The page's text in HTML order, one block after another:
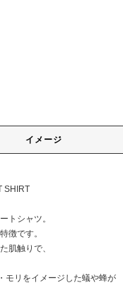
イメージ
SHIRT
トシャツ。
徴です。
肌触りで、
モリをイメージした蟻や蜂が